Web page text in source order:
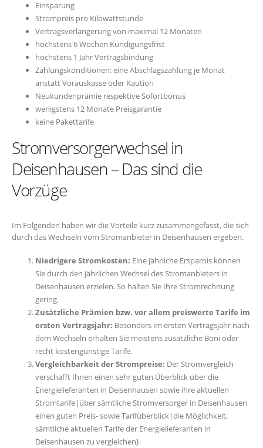
Einsparung
Strompreis pro Kilowattstunde
Vertragsverlängerung von maximal 12 Monaten
höchstens 6 Wochen Kündigungsfrist
höchstens 1 Jahr Vertragsbindung
Zahlungskonditionen: eine Abschlagszahlung je Monat
anstatt Vorauskasse oder Kaution
Neukundenprämie respektive Sofortbonus
wenigstens 12 Monate Preisgarantie
keine Pakettarife
Stromversorgerwechsel in
Deisenhausen – Das sind die
Vorzüge
Im Folgenden haben wir die Vorteile kurz zusammengefasst, die sich
durch das Wechseln vom Stromanbieter in Deisenhausen ergeben.
Niedrigere Stromkosten: Eine jährliche Ersparnis können
Sie durch den jährlichen Wechsel des Stromanbieters in
Deisenhausen erzielen. So halten Sie Ihre Stromrechnung
gering.
Zusätzliche Prämien bzw. vor allem preiswerte Tarife im
ersten Vertragsjahr: Besonders im ersten Vertragsjahr nach
dem Wechseln erhalten Sie meistens zusätzliche Boni oder
recht kostengünstige Tarife.
Vergleichbarkeit der Strompreise: Der Stromvergleich
verschafft Ihnen einen sehr guten Überblick über die
Energielieferanten in Deisenhausen sowie ihre aktuellen
Stromtarife|über sämtliche Stromversorger in Deisenhausen
einen guten Preis- sowie Tarifüberblick|die Möglichkeit,
sämtliche aktuellen Tarife der Energielieferanten in
Deisenhausen zu vergleichen}.